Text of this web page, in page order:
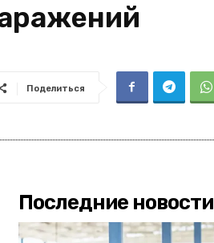
Поделиться
Последние новости